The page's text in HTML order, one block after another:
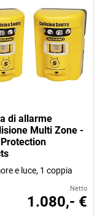
di allarme
Multi Zone -
e luce, 1 coppia
Netto
1.080,- €